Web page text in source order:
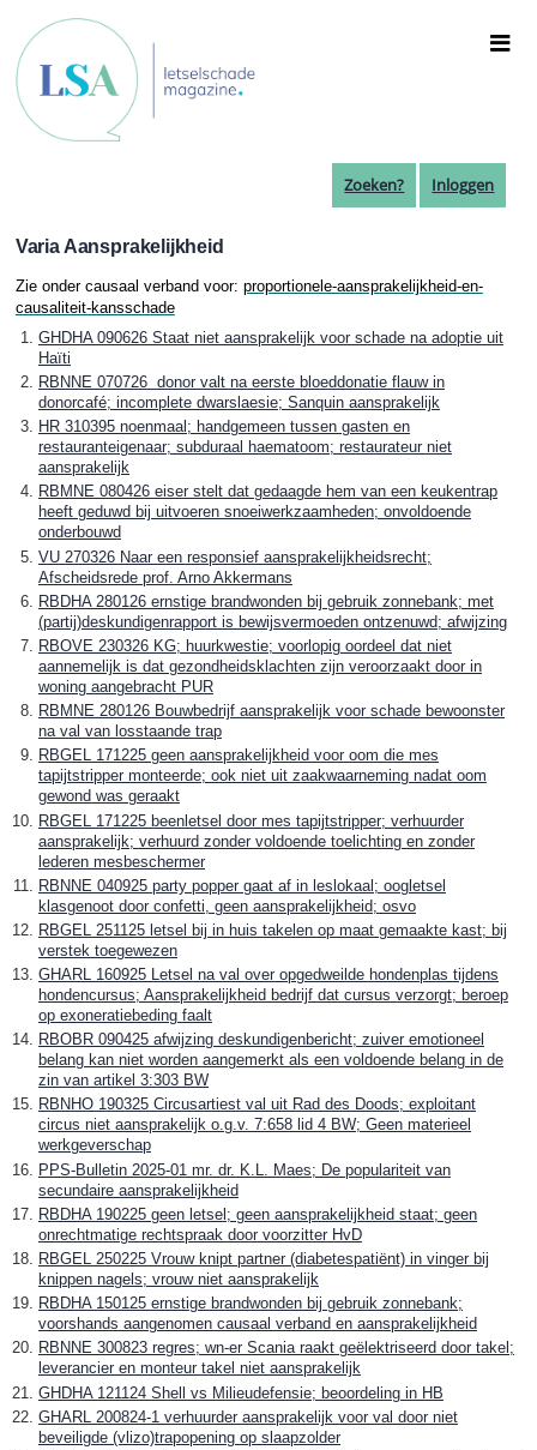
naar
de
inhoud
gaan
Zoeken? Inloggen
Varia Aansprakelijkheid
Zie onder causaal verband voor: proportionele-aansprakelijkheid-en-
causaliteit-kansschade
GHDHA 090626 Staat niet aansprakelijk voor schade na adoptie uit
Haïti
RBNNE 070726 donor valt na eerste bloeddonatie flauw in
donorcafé; incomplete dwarslaesie; Sanquin aansprakelijk
HR 310395 noenmaal; handgemeen tussen gasten en
restauranteigenaar; subduraal haematoom; restaurateur niet
aansprakelijk
RBMNE 080426 eiser stelt dat gedaagde hem van een keukentrap
heeft geduwd bij uitvoeren snoeiwerkzaamheden; onvoldoende
onderbouwd
VU 270326 Naar een responsief aansprakelijkheidsrecht;
Afscheidsrede prof. Arno Akkermans
RBDHA 280126 ernstige brandwonden bij gebruik zonnebank; met
(partij)deskundigenrapport is bewijsvermoeden ontzenuwd; afwijzing
RBOVE 230326 KG; huurkwestie; voorlopig oordeel dat niet
aannemelijk is dat gezondheidsklachten zijn veroorzaakt door in
woning aangebracht PUR
RBMNE 280126 Bouwbedrijf aansprakelijk voor schade bewoonster
na val van losstaande trap
RBGEL 171225 geen aansprakelijkheid voor oom die mes
tapijtstripper monteerde; ook niet uit zaakwaarneming nadat oom
gewond was geraakt
RBGEL 171225 beenletsel door mes tapijtstripper; verhuurder
aansprakelijk; verhuurd zonder voldoende toelichting en zonder
lederen mesbeschermer
RBNNE 040925 party popper gaat af in leslokaal; oogletsel
klasgenoot door confetti, geen aansprakelijkheid; osvo
RBGEL 251125 letsel bij in huis takelen op maat gemaakte kast; bij
verstek toegewezen
GHARL 160925 Letsel na val over opgedweilde hondenplas tijdens
hondencursus; Aansprakelijkheid bedrijf dat cursus verzorgt; beroep
op exoneratiebeding faalt
RBOBR 090425 afwijzing deskundigenbericht; zuiver emotioneel
belang kan niet worden aangemerkt als een voldoende belang in de
zin van artikel 3:303 BW
RBNHO 190325 Circusartiest val uit Rad des Doods; exploitant
circus niet aansprakelijk o.g.v. 7:658 lid 4 BW; Geen materieel
werkgeverschap
PPS-Bulletin 2025-01 mr. dr. K.L. Maes; De populariteit van
secundaire aansprakelijkheid
RBDHA 190225 geen letsel; geen aansprakelijkheid staat; geen
onrechtmatige rechtspraak door voorzitter HvD
RBGEL 250225 Vrouw knipt partner (diabetespatiënt) in vinger bij
knippen nagels; vrouw niet aansprakelijk
RBDHA 150125 ernstige brandwonden bij gebruik zonnebank;
voorshands aangenomen causaal verband en aansprakelijkheid
RBNNE 300823 regres; wn-er Scania raakt geëlektriseerd door takel;
leverancier en monteur takel niet aansprakelijk
GHDHA 121124 Shell vs Milieudefensie; beoordeling in HB
GHARL 200824-1 verhuurder aansprakelijk voor val door niet
beveiligde (vlizo)trapopening op slaapzolder